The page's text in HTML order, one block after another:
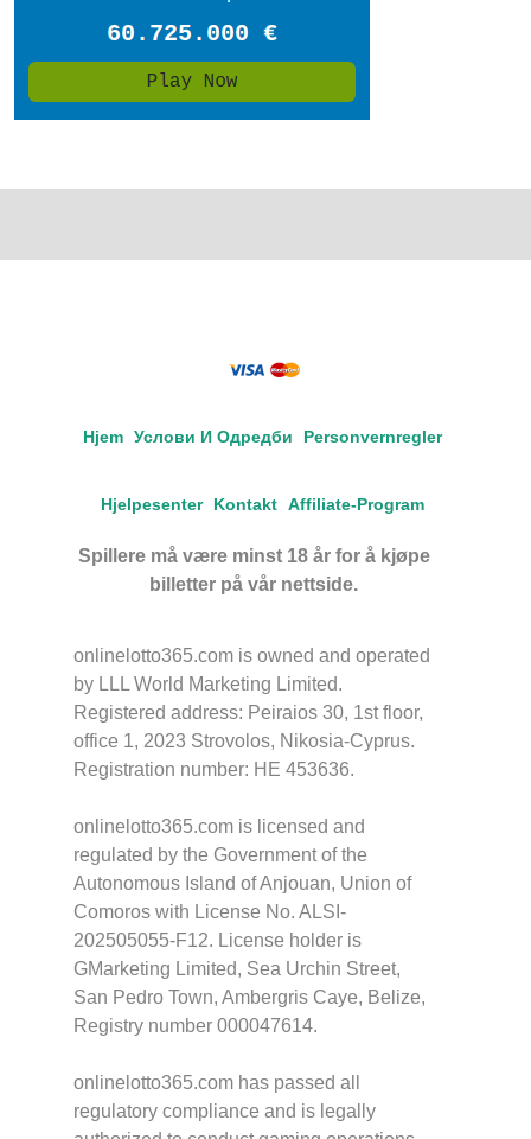
Hjem Услови И Одредби Personvernregler
Hjelpesenter Kontakt Affiliate-Program
Spillere må være minst 18 år for å kjøpe
billetter på vår nettside.
onlinelotto365.com is owned and operated
by LLL World Marketing Limited.
Registered address: Peiraios 30, 1st floor,
office 1, 2023 Strovolos, Nikosia-Cyprus.
Registration number: HE 453636.
onlinelotto365.com is licensed and
regulated by the Government of the
Autonomous Island of Anjouan, Union of
Comoros with License No. ALSI-
202505055-F12. License holder is
GMarketing Limited, Sea Urchin Street,
San Pedro Town, Ambergris Caye, Belize,
Registry number 000047614.
onlinelotto365.com has passed all
regulatory compliance and is legally